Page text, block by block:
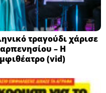
τραγούδι χάρισε
– Η
(vid)